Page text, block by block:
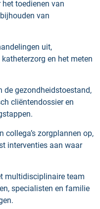
toedienen van
van
uit,
en het meten
de gezondheidstoestand,
cliëntendossier en
zorgplannen op,
interventies aan waar
multidisciplinaire team
specialisten en familie